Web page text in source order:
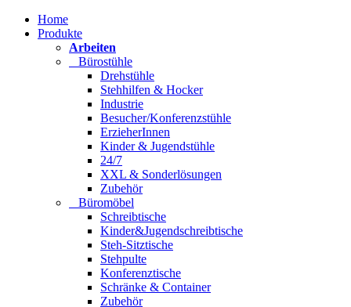
Home
Produkte
Arbeiten
Bürostühle
Drehstühle
Stehhilfen & Hocker
Industrie
Besucher/Konferenzstühle
ErzieherInnen
Kinder & Jugendstühle
24/7
XXL & Sonderlösungen
Zubehör
Büromöbel
Schreibtische
Kinder&Jugendschreibtische
Steh-Sitztische
Stehpulte
Konferenztische
Schränke & Container
Zubehör